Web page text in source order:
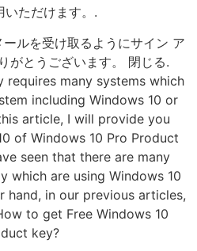
いただけます。.
ルを受け取るようにサイン ア
がとうございます。 閉じる.
requires many systems which
including Windows 10 or
article, I will provide you
of Windows 10 Pro Product
seen that there are many
which are using Windows 10
hand, in our previous articles,
to get Free Windows 10
key?